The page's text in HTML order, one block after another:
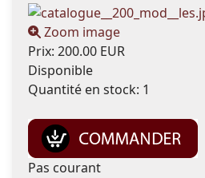
Zoom image
Prix: 200.00 EUR
Disponible
Quantité en stock: 1
Pas courant